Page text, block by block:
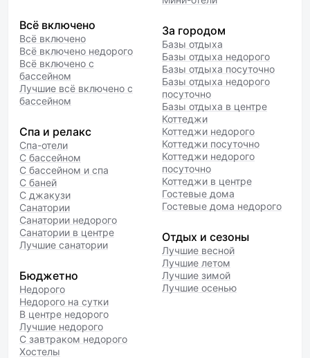
Всё включено
Всё включено
Всё включено недорого
Всё включено с
бассейном
Лучшие всё включено с
бассейном
Спа и релакс
Спа-отели
С бассейном
С бассейном и спа
С баней
С джакузи
Санатории
Санатории недорого
Санатории в центре
Лучшие санатории
Бюджетно
Недорого
Недорого на сутки
В центре недорого
Лучшие недорого
С завтраком недорого
Хостелы
За городом
Базы отдыха
Базы отдыха недорого
Базы отдыха посуточно
Базы отдыха недорого
посуточно
Базы отдыха в центре
Коттеджи
Коттеджи недорого
Коттеджи посуточно
Коттеджи недорого
посуточно
Коттеджи в центре
Гостевые дома
Гостевые дома недорого
Отдых и сезоны
Лучшие весной
Лучшие летом
Лучшие зимой
Лучшие осенью